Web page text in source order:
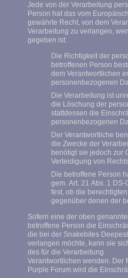
Jede von der Verarbeitung
Person hat das vom
gewährte Recht, von dem
Verarbeitung zu verlangen,
gegeben ist:
Die Richtigkeit der
betroffenen Person
dem Verantwortlichen
personenbezogenen
Die Verarbeitung ist
die Löschung der
stattdessen die
personenbezogenen
Der Verantwortliche
die Zwecke der
benötigt sie jedoch zur
Verteidigung von
Die betroffene Person
gem. Art. 21 Abs. 1
fest, ob die
gegenüber denen der
Sofern eine der oben
betroffene Person die
die bei der Snakebites
verlangen möchte, kann sie
des für die Verarbeitung
Verantwortlichen wenden. Der
Purple Forum wird die